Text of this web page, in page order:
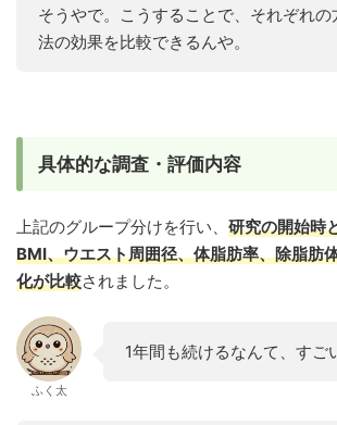
そうやで。こうすることで、それぞれの
法の効果を比較できるんや。
具体的な調査・評価内容
上記のグループ分けを行い、 研究の開始時
BMI、ウエスト周囲径、体脂肪率、除脂肪
化が比較されました。
ふく太
1年間も続けるなんて、すご